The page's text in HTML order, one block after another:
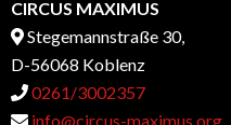
CIRCUS MAXIMUS
Stegemannstraße 30,
D-56068 Koblenz
0261/3002357
info@circus-maximus.org